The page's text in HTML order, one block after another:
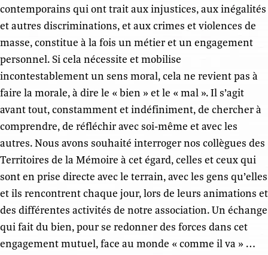
contemporains qui ont trait aux injustices, aux inégalités
et autres discriminations, et aux crimes et violences de
masse, constitue à la fois un métier et un engagement
personnel. Si cela nécessite et mobilise
incontestablement un sens moral, cela ne revient pas à
faire la morale, à dire le « bien » et le « mal ». Il s’agit
avant tout, constamment et indéfiniment, de chercher à
comprendre, de réfléchir avec soi-même et avec les
autres. Nous avons souhaité interroger nos collègues des
Territoires de la Mémoire à cet égard, celles et ceux qui
sont en prise directe avec le terrain, avec les gens qu’elles
et ils rencontrent chaque jour, lors de leurs animations et
des différentes activités de notre association. Un échange
qui fait du bien, pour se redonner des forces dans cet
engagement mutuel, face au monde « comme il va » …